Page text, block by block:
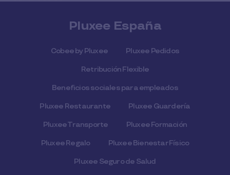
Pluxee España
Cobee by Pluxee Pluxee Pedidos
Retribución Flexible
Beneficios sociales para empleados
Pluxee Restaurante Pluxee Guardería
Pluxee Transporte Pluxee Formación
Pluxee Regalo Pluxee Bienestar Físico
Pluxee Seguro de Salud